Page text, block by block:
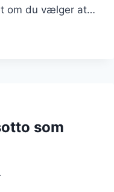
om du vælger at…
som